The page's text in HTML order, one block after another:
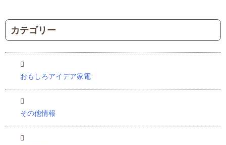
カテゴリー
おもしろアイデア家電
その他情報